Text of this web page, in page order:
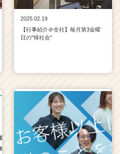
2025.02.19
【行事紹介＠全社】毎月第3金曜
日の"帰社会"